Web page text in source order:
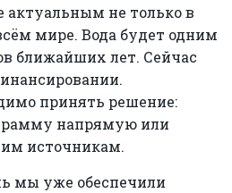
актуальным не только в
мире. Вода будет одним
ближайших лет. Сейчас
принять решение:
напрямую или
источникам.
мы уже обеспечили